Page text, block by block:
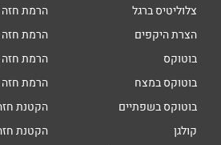
צלוליטיס ברגל
הצרת היקפים
בוטוקס
בוטוקס במצח
בוטוקס בשפתיים
קולגן
הרמת חזה
הרמת חזה
הרמת
הרמת
הקטנת
הקטנת